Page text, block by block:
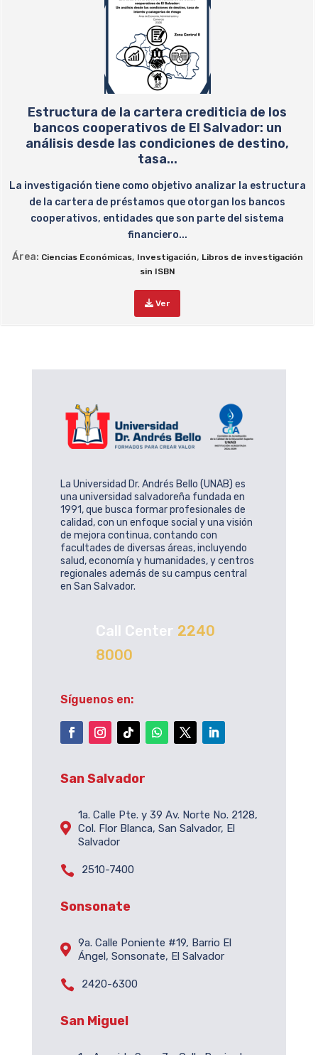
Estructura de la cartera crediticia de los
bancos cooperativos de El Salvador: un
análisis desde las condiciones de destino,
tasa...
La investigación tiene como objetivo analizar la estructura
de la cartera de préstamos que otorgan los bancos
cooperativos, entidades que son parte del sistema
financiero...
Área: Ciencias Económicas, Investigación, Libros de investigación
sin ISBN
Ver
La Universidad Dr. Andrés Bello (UNAB) es
una universidad salvadoreña fundada en
1991, que busca formar profesionales de
calidad, con un enfoque social y una visión
de mejora continua, contando con
facultades de diversas áreas, incluyendo
salud, economía y humanidades, y centros
regionales además de su campus central
en San Salvador.
Call Center 2240
8000
Síguenos en:
San Salvador

1a. Calle Pte. y 39 Av. Norte No. 2128,
Col. Flor Blanca, San Salvador, El
Salvador
 2510-7400
Sonsonate
 9a. Calle Poniente #19, Barrio El
Ángel, Sonsonate, El Salvador
 2420-6300
San Miguel